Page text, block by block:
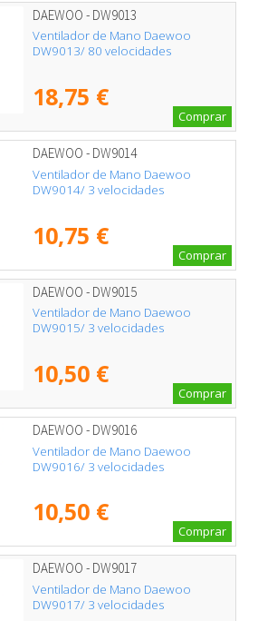
DAEWOO - DW9013
Ventilador de Mano Daewoo
DW9013/ 80 velocidades
18,75 €
Comprar
DAEWOO - DW9014
Ventilador de Mano Daewoo
DW9014/ 3 velocidades
10,75 €
Comprar
DAEWOO - DW9015
Ventilador de Mano Daewoo
DW9015/ 3 velocidades
10,50 €
Comprar
DAEWOO - DW9016
Ventilador de Mano Daewoo
DW9016/ 3 velocidades
10,50 €
Comprar
DAEWOO - DW9017
Ventilador de Mano Daewoo
DW9017/ 3 velocidades